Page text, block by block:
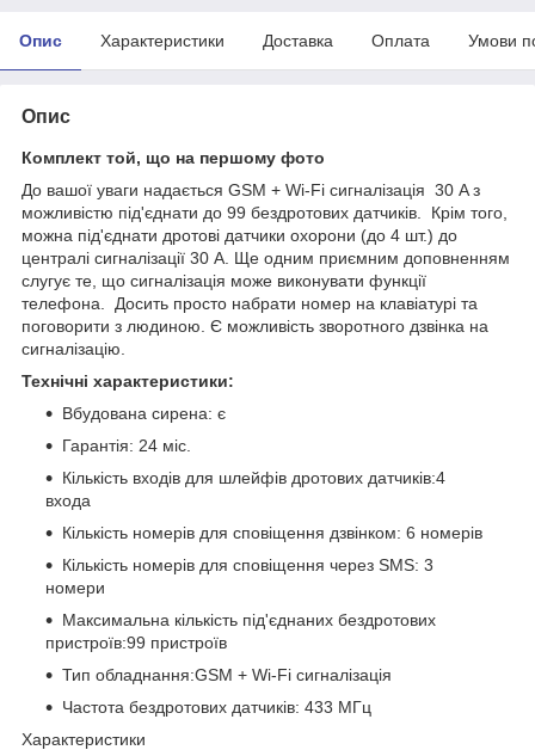
Опис Характеристики Доставка Оплата Умови
Опис
Комплект той, що на першому фото
До вашої уваги надається GSM + Wi-Fi сигналізація 30 A з
можливістю під'єднати до 99 бездротових датчиків. Крім того,
можна під'єднати дротові датчики охорони (до 4 шт.) до
централі сигналізації 30 A. Ще одним приємним доповненням
слугує те, що сигналізація може виконувати функції
телефона. Досить просто набрати номер на клавіатурі та
поговорити з людиною. Є можливість зворотного дзвінка на
сигналізацію.
Технічні характеристики:
Вбудована сирена: є
Гарантія: 24 міс.
Кількість входів для шлейфів дротових датчиків:4
входа
Кількість номерів для сповіщення дзвінком: 6 номерів
Кількість номерів для сповіщення через SMS: 3
номери
Максимальна кількість під'єднаних бездротових
пристроїв:99 пристроїв
Тип обладнання:GSM + Wi-Fi сигналізація
Частота бездротових датчиків: 433 МГц
Характеристики